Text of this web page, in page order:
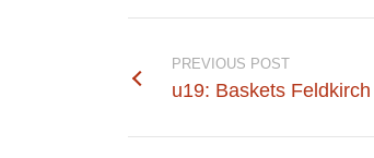
PREVIOUS POST
u19: Baskets